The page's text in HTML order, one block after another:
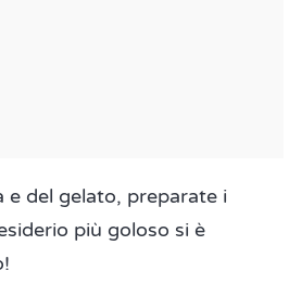
e del gelato, preparate i
più goloso si è